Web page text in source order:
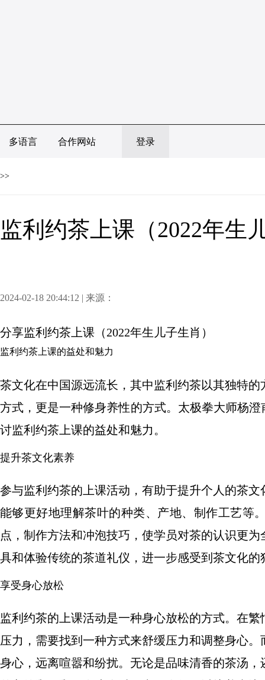
多语言 合作网站 登录
>>
监利约茶上课（2022年生
2024-02-18 20:44:12 | 来源：
分享监利约茶上课（2022年生儿子生肖）
监利约茶上课的益处和魅力
茶文化在中国源远流长，其中监利约茶以其独特
方式，更是一种修身养性的方式。太极拳大师杨
讨监利约茶上课的益处和魅力。
提升茶文化素养
参与监利约茶的上课活动，有助于提升个人的茶
能够更好地理解茶叶的种类、产地、制作工艺等
点，制作方法和冲泡技巧，使学员对茶的认识更
具和体验传统的茶道礼仪，进一步感受到茶文化的
享受身心放松
监利约茶的上课活动是一种身心放松的方式。在
压力，需要找到一种方式来舒缓压力和调整身心
身心，远离喧嚣和纷扰。无论是品味清香的茶汤